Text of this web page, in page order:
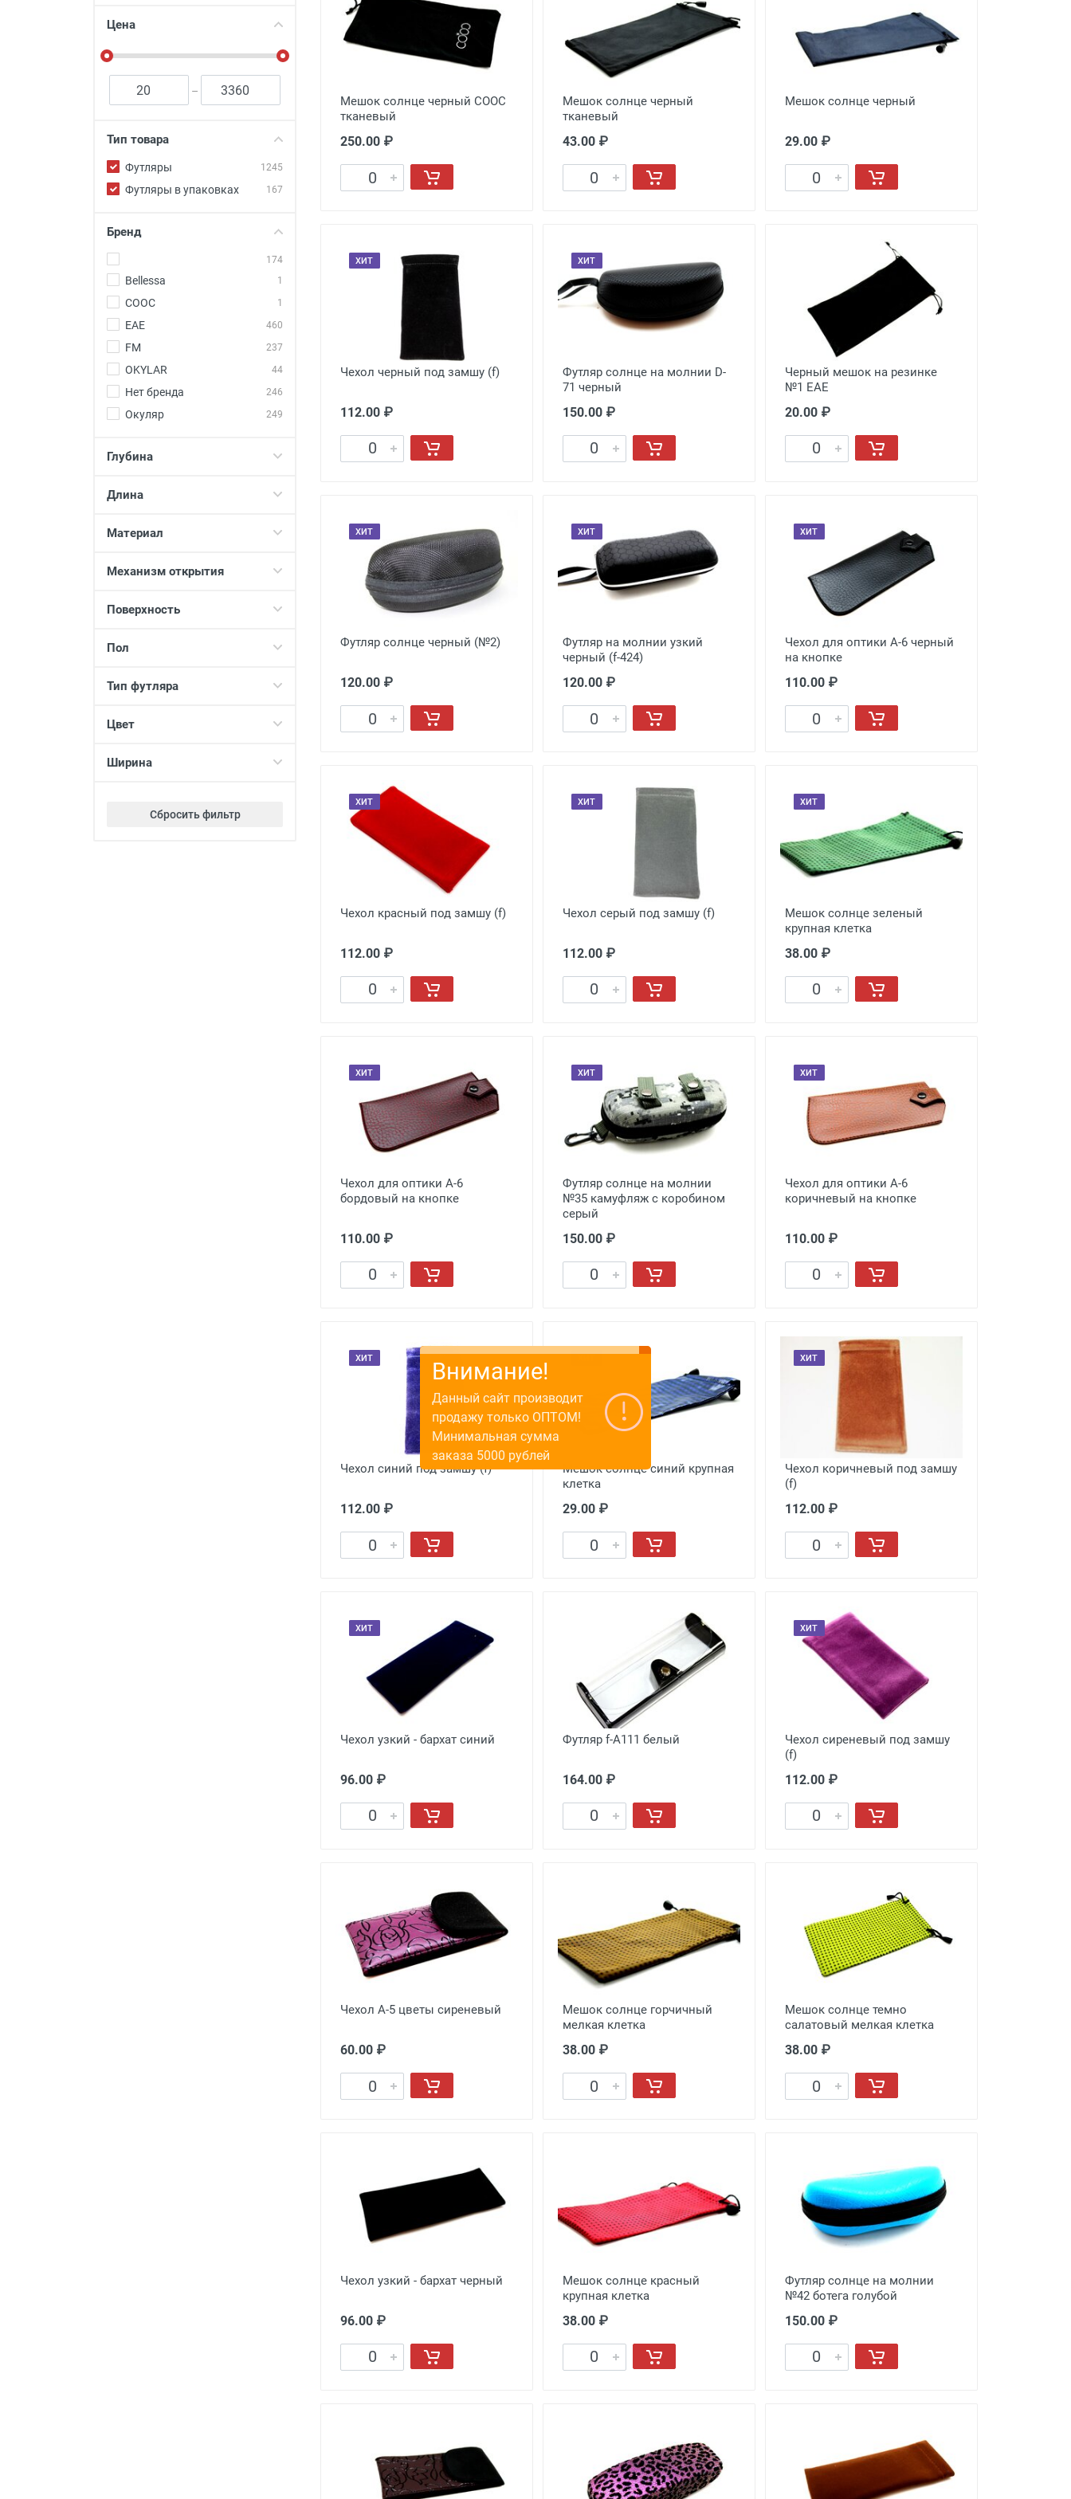
Красота и здоровье (353)
Атрибуты для оптики (59)
Аксессуары (239)
Распродажа (950)
Цена
–
Тип товара
Футляры 1245
Футляры в упаковках 167
Бренд
174
Bellessa 1
COOC 1
EAE 460
FM 237
OKYLAR 44
Нет бренда 246
Окуляр 249
Глубина
Длина
Материал
Механизм открытия
Поверхность
Пол
Тип футляра
Цвет
Ширина
Сбросить фильтр
Мешок солнце черный COOC
тканевый
250.00 ₽
Мешок солнце черный
тканевый
43.00 ₽
Мешок солнце черный
29.00 ₽
ХИТ
Чехол черный под замшу (f)
112.00 ₽
ХИТ
Футляр солнце на молнии D-
71 черный
150.00 ₽
Черный мешок на резинке
№1 EAE
20.00 ₽
ХИТ
Футляр солнце черный (№2)
120.00 ₽
ХИТ
Футляр на молнии узкий
черный (f-424)
120.00 ₽
ХИТ
Чехол для оптики A-6 черный
на кнопке
110.00 ₽
ХИТ
Чехол красный под замшу (f)
112.00 ₽
ХИТ
Чехол серый под замшу (f)
112.00 ₽
ХИТ
Мешок солнце зеленый
крупная клетка
38.00 ₽
ХИТ
Чехол для оптики A-6
бордовый на кнопке
110.00 ₽
ХИТ
Футляр солнце на молнии
№35 камуфляж с коробином
серый
150.00 ₽
ХИТ
Чехол для оптики A-6
коричневый на кнопке
110.00 ₽
ХИТ
Чехол синий под замшу (f)
112.00 ₽
Мешок солнце синий крупная
клетка
29.00 ₽
ХИТ
Чехол коричневый под замшу
(f)
112.00 ₽
ХИТ
Чехол узкий - бархат синий
96.00 ₽
Футляр f-A111 белый
164.00 ₽
ХИТ
Чехол сиреневый под замшу
(f)
112.00 ₽
Чехол A-5 цветы сиреневый
60.00 ₽
Мешок солнце горчичный
мелкая клетка
38.00 ₽
Мешок солнце темно
салатовый мелкая клетка
38.00 ₽
Чехол узкий - бархат черный
96.00 ₽
Мешок солнце красный
крупная клетка
38.00 ₽
Футляр солнце на молнии
№42 ботега голубой
150.00 ₽